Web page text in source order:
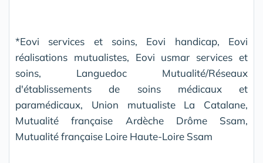
*Eovi services et soins, Eovi handicap, Eovi
réalisations mutualistes, Eovi usmar services et
soins, Languedoc Mutualité/Réseaux
d'établissements de soins médicaux et
paramédicaux, Union mutualiste La Catalane,
Mutualité française Ardèche Drôme Ssam,
Mutualité française Loire Haute-Loire Ssam